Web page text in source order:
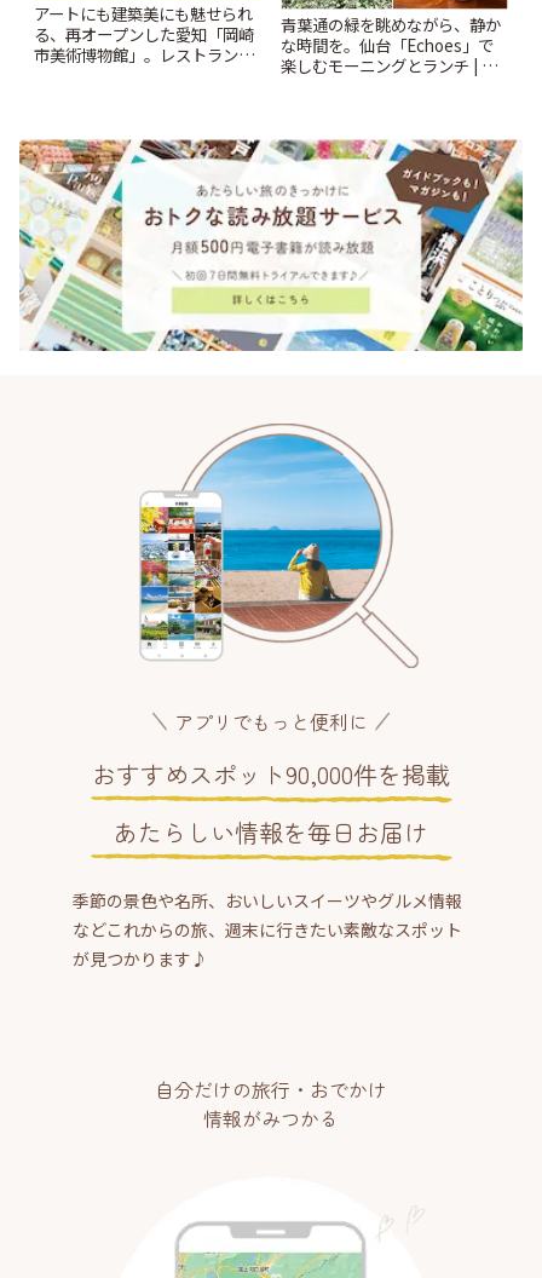
アートにも建築美にも魅せられ
る、再オープンした愛知「岡崎
市美術博物館」。レストランや
青葉通の緑を眺めながら、静か
な時間を。仙台「Echoes」で
楽しむモーニングとランチ | こ
アプリでもっと便利に
おすすめスポット90,000件を掲載
あたらしい情報を毎日お届け
季節の景色や名所、おいしいスイーツやグルメ情報
などこれからの旅、週末に行きたい素敵なスポット
が見つかります♪
自分だけの旅行・おでかけ
情報がみつかる